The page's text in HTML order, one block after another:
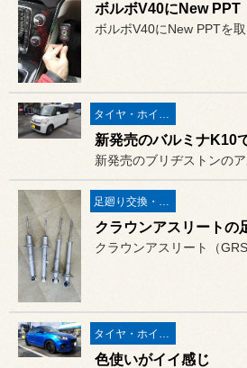
ボルボV40にNew PPT
ボルボV40にNew PPTを取
タイヤ・ホイール
新発売のバルミナK10
足廻り交換・４輪アライメント調整
色使いがイイ感じ